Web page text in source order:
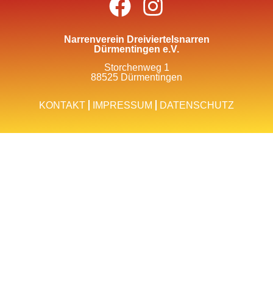
Narrenverein Dreiviertelsnarren
Dürmentingen e.V.
Storchenweg 1
88525 Dürmentingen
KONTAKT IMPRESSUM DATENSCHUTZ